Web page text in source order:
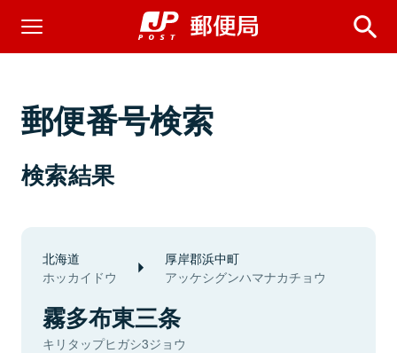
郵便番号検索
検索結果
北海道
ホッカイドウ
厚岸郡浜中町
アッケシグンハマナカチョウ
霧多布東三条
キリタップヒガシ3ジョウ